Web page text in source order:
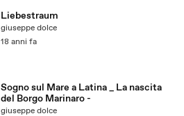
Liebestraum
giuseppe dolce
18 anni fa
Sogno sul Mare a Latina _ La nascita
del Borgo Marinaro -
giuseppe dolce